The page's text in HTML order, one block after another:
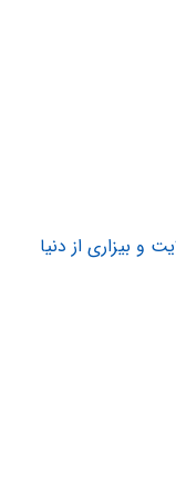
و بیزاری از دنیا